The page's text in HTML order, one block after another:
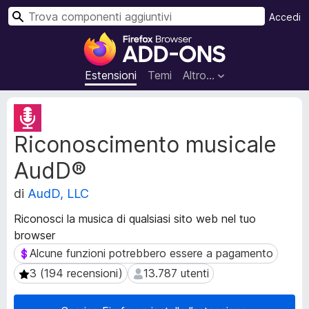
C
o
m
p
e
n
g
i
u
Estensioni Temi Altro…
Accedi
C
Riconoscimento musicale
AudD®
di AudD, LLC
Riconosci la musica di qualsiasi sito web nel tuo
browser
Alcune funzioni potrebbero essere a pagamento
Alcune funzioni potrebbero essere a pagamento
3 (194 recensioni)
3 (194 recensioni) 13.787 utenti
13.787 utenti
M
e
t
a
d
a
t
i
e
s
t
e
n
s